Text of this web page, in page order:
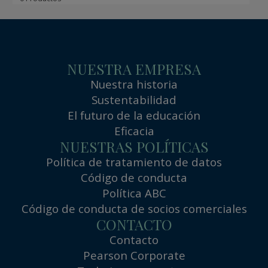
NUESTRA EMPRESA
Nuestra historia
Sustentabilidad
El futuro de la educación
Eficacia
NUESTRAS POLÍTICAS
Política de tratamiento de datos
Código de conducta
Política ABC
Código de conducta de socios comerciales
CONTACTO
Contacto
Pearson Corporate